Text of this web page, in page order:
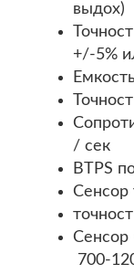
выдох)
+/-5%
/ сек
BTPS
Сенсор
Сенсор
700-